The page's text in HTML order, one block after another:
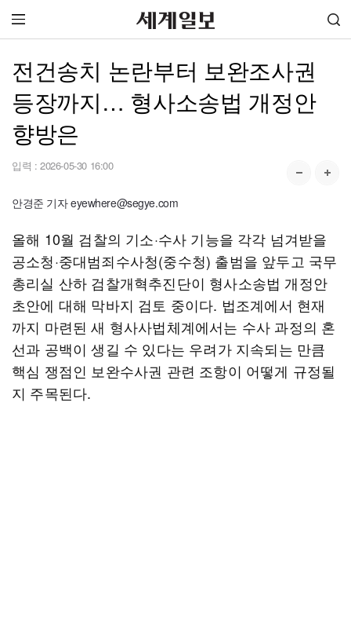
전건송치 논란부터 보완조사권
등장까지… 형사소송법 개정안
향방은
입력 : 2026-05-30 16:00
안경준 기자 eyewhere@segye.com
올해 10월 검찰의 기소·수사 기능을 각각 넘겨받을
공소청·중대범죄수사청(중수청) 출범을 앞두고 국무
총리실 산하 검찰개혁추진단이 형사소송법 개정안
초안에 대해 막바지 검토 중이다. 법조계에서 현재
까지 마련된 새 형사사법체계에서는 수사 과정의 혼
선과 공백이 생길 수 있다는 우려가 지속되는 만큼
핵심 쟁점인 보완수사권 관련 조항이 어떻게 규정될
지 주목된다.